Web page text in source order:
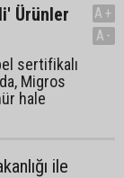
Ürünler
sertifikalı
Migros
hale
A+
A-
ile